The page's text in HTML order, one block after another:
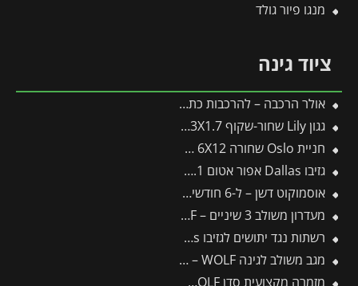
מנגו פיור גולד
ציוד גינה
אולר הרכבה – להרכבות כתר והרכבת עין
גגון Lily שחור-שקוף 1.3X1.7 בעיצוב רטרו מבית פלרם – Canopia
חניית Oslo שחורה 6X12 מבית פלרם – Canopia
גזיבו Dallas אפור אטום 3.6X6.1 מבית פלרם – Canopia
אוסמוקוט דשן – ל-6 חודשים – 3 ק"ג
מעדרון משולב 3 שיניים – IL-M3 – WOLF
רשתות נגד יתושים לגזיבו 3.6X4.3 Dallas מבית פלרם – Canopia
מגב משולב לגינה FS450M – WOLF
מזמרה מקצועית סדן RS4000 – WOLF